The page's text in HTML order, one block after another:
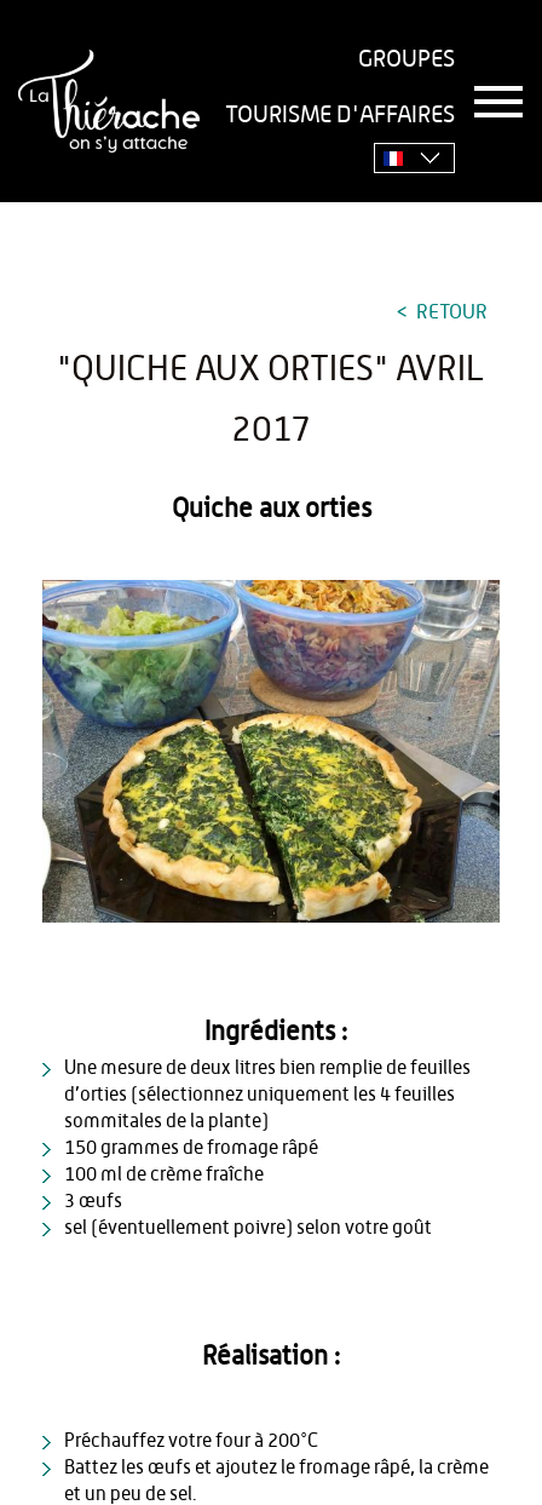
GROUPES
TOURISME D'AFFAIRES
T
o
Accueil› Séjourner Recettes›"Quiche
RETOUR
"QUICHE AUX ORTIES" AVRIL
2017
Quiche aux orties
Ingrédients :
Une mesure de deux litres bien remplie de feuilles
d’orties (sélectionnez uniquement les 4 feuilles
sommitales de la plante)
150 grammes de fromage râpé
100 ml de crème fraîche
3 œufs
sel (éventuellement poivre) selon votre goût
Réalisation :
Préchauffez votre four à 200°C
Battez les œufs et ajoutez le fromage râpé, la crème
et un peu de sel.